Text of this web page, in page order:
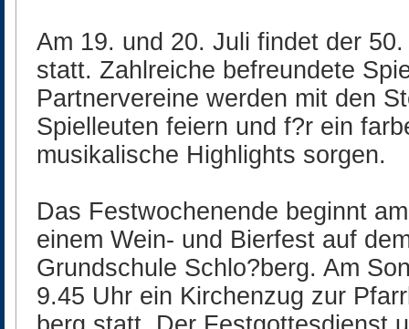
Am 19. und 20. Juli findet der
statt. Zahlreiche befreundete
Partnervereine werden mit den
Spielleuten feiern und f?r ein
musikalische Highlights sorgen.
Das Festwochenende beginnt
einem Wein- und Bierfest auf
Grundschule Schlo?berg. Am
9.45 Uhr ein Kirchenzug zur